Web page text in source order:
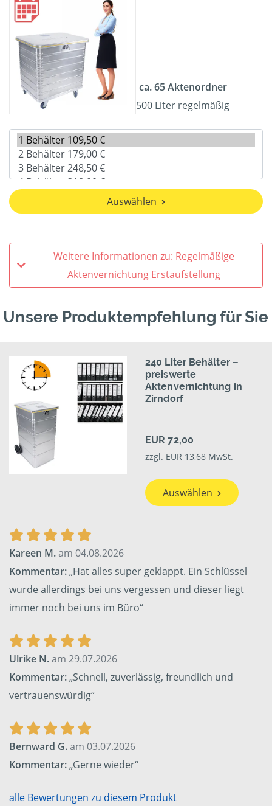
ca. 65 Aktenordner
500 Liter regelmäßig
Auswählen
Weitere Informationen zu: Regelmäßige
Aktenvernichtung Erstaufstellung
Unsere Produktempfehlung für Sie
240 Liter Behälter –
preiswerte
Aktenvernichtung in
Zirndorf
EUR 72,00
zzgl. EUR 13,68 MwSt.
Auswählen
Kareen M.am 04.08.2026
Kommentar:„Hat alles super geklappt. Ein Schlüssel
wurde allerdings bei uns vergessen und dieser liegt
immer noch bei uns im Büro“
Ulrike N.am 29.07.2026
Kommentar:„Schnell, zuverlässig, freundlich und
vertrauenswürdig“
Bernward G.am 03.07.2026
Kommentar:„Gerne wieder“
alle Bewertungen zu diesem Produkt